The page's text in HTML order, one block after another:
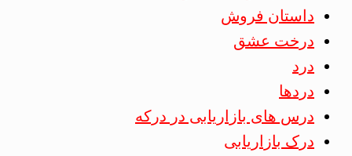
داستان فروش
درخت عشق
درد
دردها
درس های بازاریابی در درکه
درک بازاریابی